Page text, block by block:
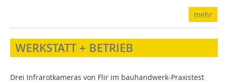
mehr
WERKSTATT + BETRIEB
Drei Infrarotkameras von Flir im bauhandwerk-Praxistest